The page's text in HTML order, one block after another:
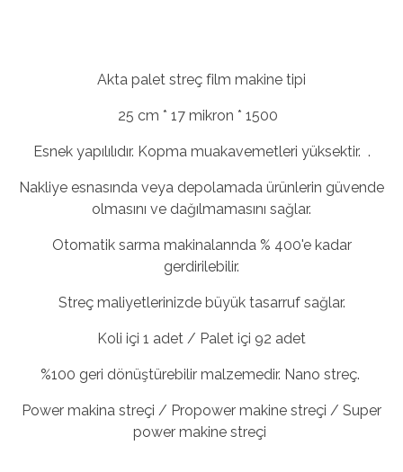
Akta palet streç film makine tipi
25 cm * 17 mikron * 1500
Esnek yapılılıdır. Kopma muakavemetleri yüksektir. .
Nakliye esnasında veya depolamada ürünlerin güvende
olmasını ve dağılmamasını sağlar.
Otomatik sarma makinalannda % 400'e kadar
gerdirilebilir.
Streç maliyetlerinizde büyük tasarruf sağlar.
Koli içi 1 adet / Palet içi 92 adet
%100 geri dönüştürebilir malzemedir. Nano streç.
Power makina streçi / Propower makine streçi / Super
power makine streçi